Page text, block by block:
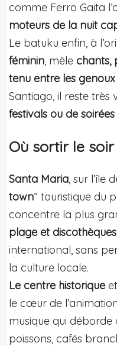
comme Ferro Gaita
moteurs de la nuit
Le batuku enfin, à
féminin, mêle chants,
tenu entre les genoux
Santiago, il reste
festivals ou de
Où sortir le
Santa Maria, sur l’île
town” touristique du
concentre la plus
plage et discothèques
international, sans
la culture locale.
Le centre historique
le cœur de
musique qui
poissons, cafés